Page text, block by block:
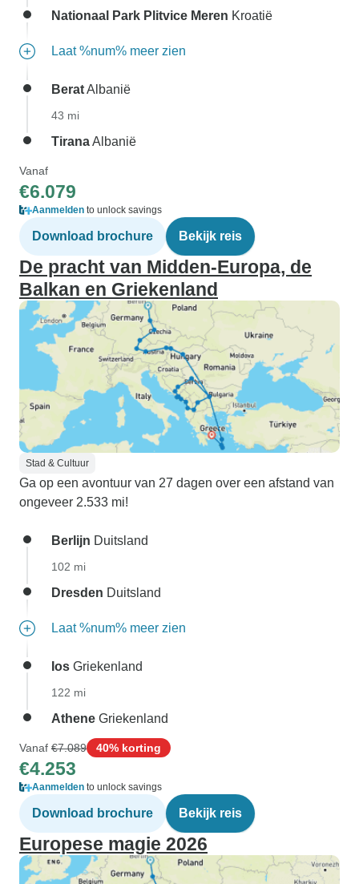
Nationaal Park Plitvice Meren Kroatië
Laat %num% meer zien
BeratAlbanië
43 mi
TiranaAlbanië
Vanaf
€6.079
Aanmelden to unlock savings
Download brochure Bekijk reis
De pracht van Midden-Europa, de
Balkan en Griekenland
Stad & Cultuur
Ga op een avontuur van 27 dagen over een afstand van
ongeveer 2.533 mi!
Berlijn Duitsland
102 mi
Dresden Duitsland
Laat %num% meer zien
Ios Griekenland
122 mi
Athene Griekenland
Vanaf €7.089 40% korting
€4.253
Aanmelden to unlock savings
Download brochure Bekijk reis
Europese magie 2026